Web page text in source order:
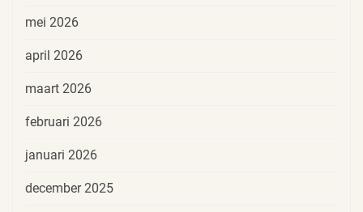
mei 2026
april 2026
maart 2026
februari 2026
januari 2026
december 2025